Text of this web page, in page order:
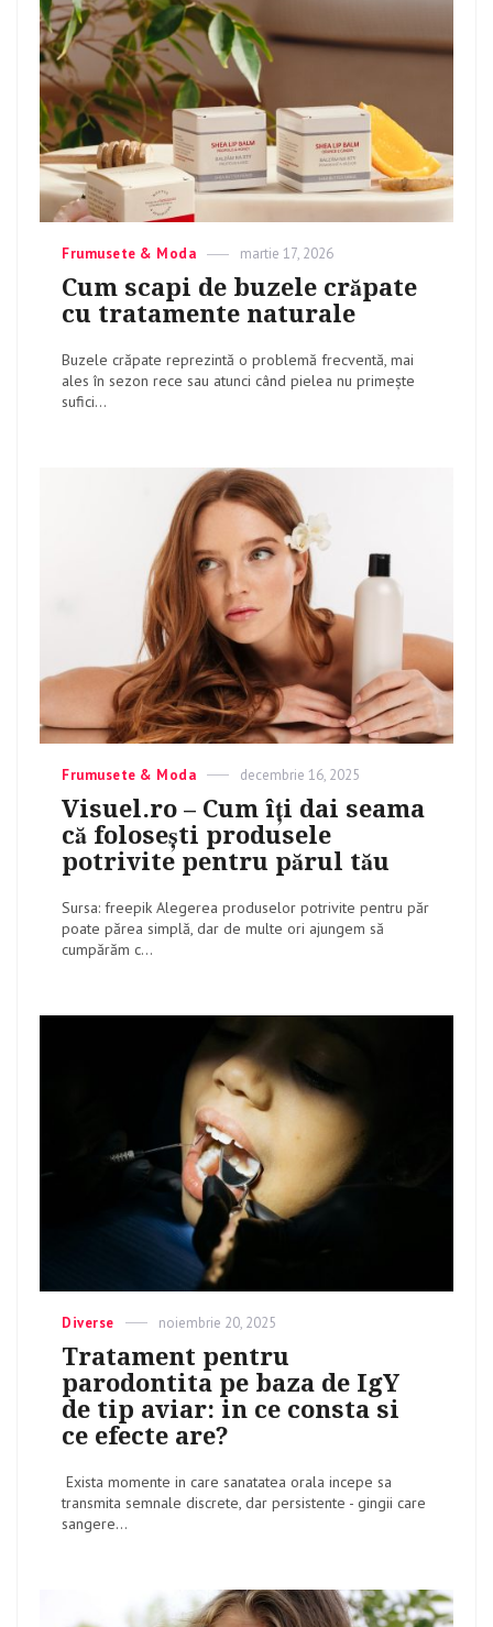
Categories
Frumusete & Moda
Posted
on
martie 17, 2026
Cum scapi de buzele crăpate
cu tratamente naturale
Buzele crăpate reprezintă o problemă frecventă, mai
ales în sezon rece sau atunci când pielea nu primește
sufici...
Categories
Frumusete & Moda
Posted
decembrie 16, 2025
Visuel.ro – Cum îți dai seama
că folosești produsele
potrivite pentru părul tău
Sursa: freepik Alegerea produselor potrivite pentru păr
poate părea simplă, dar de multe ori ajungem să
cumpărăm c...
Categories
Diverse
Posted
noiembrie 20, 2025
Tratament pentru
parodontita pe baza de IgY
de tip aviar: in ce consta si
ce efecte are?
Exista momente in care sanatatea orala incepe sa
transmita semnale discrete, dar persistente - gingii care
sangere...